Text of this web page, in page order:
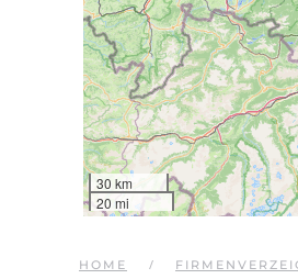
30 km
20 mi
HOME